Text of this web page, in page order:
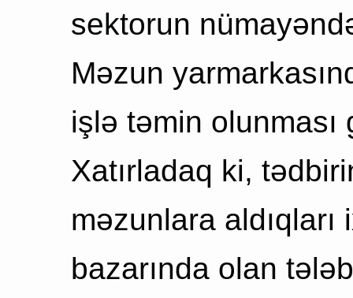
sektorun
Məzun
işlə təmin olunması
Xatırladaq ki,
məzunlara
bazarında olan